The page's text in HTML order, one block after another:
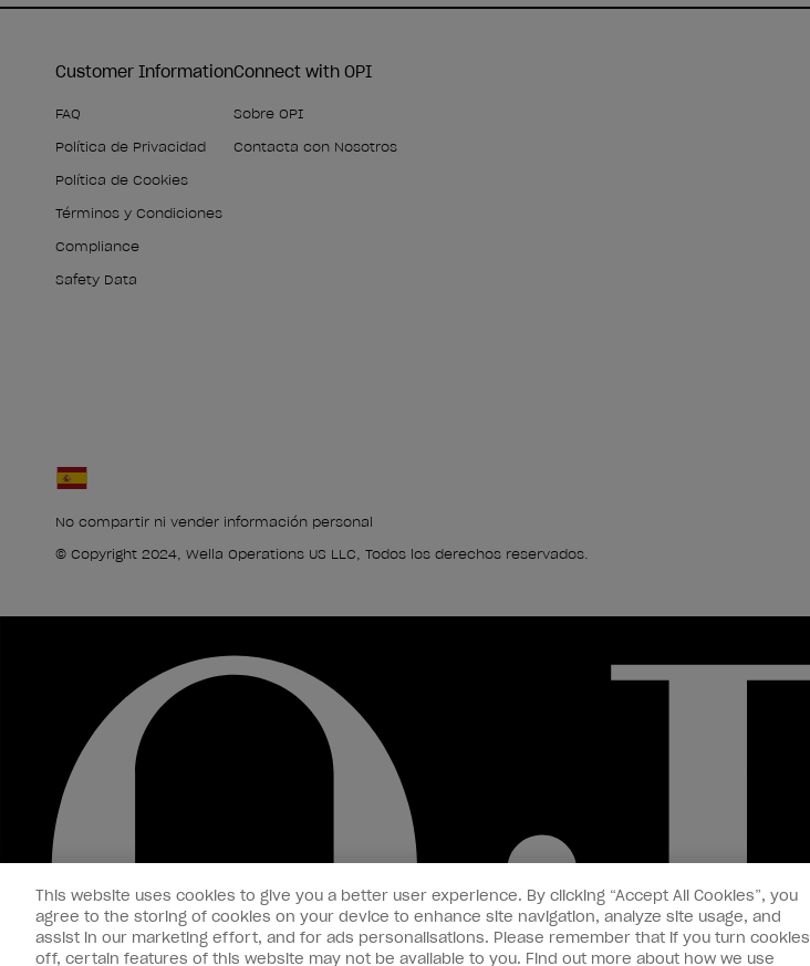
Customer Information
FAQ
Política de Privacidad
Política de Cookies
Términos y Condiciones
Compliance
Safety Data
Connect with OPI
Sobre OPI
Contacta con Nosotros
No compartir ni vender información personal
© Copyright 2024, Wella Operations US LLC, Todos los derechos reservados.
This website uses cookies to give you a better user experience. By clicking “Accept All Cookies”, you
agree to the storing of cookies on your device to enhance site navigation, analyze site usage, and
assist in our marketing effort, and for ads personalisations. Please remember that if you turn cookies
off, certain features of this website may not be available to you. Find out more about how we use